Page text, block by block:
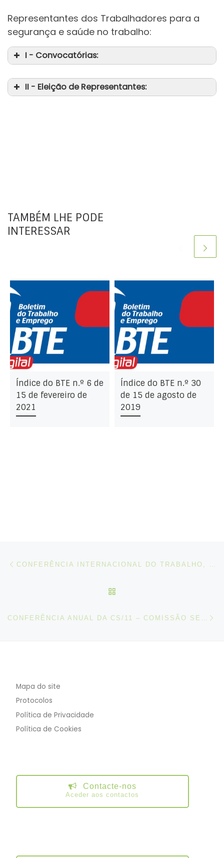
Representantes dos Trabalhadores para a
segurança e saúde no trabalho:
I - Convocatórias:
II - Eleição de Representantes:
TAMBÉM LHE PODE
INTERESSAR
Índice do BTE n.º 6 de
15 de fevereiro de
2021
Índice do BTE n.º 30
de 15 de agosto de
2019
Post navigation
Mapa do site
Protocolos
Política de Privacidade
Política de Cookies
Contacte-nos
Aceder aos contactos